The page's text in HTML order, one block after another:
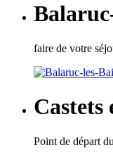
faire de votre
Castets
Point de départ